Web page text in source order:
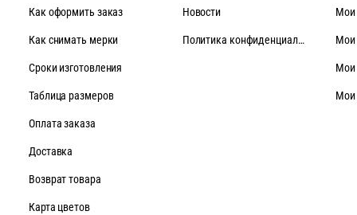
Как оформить заказ
Как снимать мерки
Cроки изготовления
Таблица размеров
Оплата заказа
Доставка
Возврат товара
Карта цветов
Новости
Политика конфиденциальности
Мои
Мои
Мои
Мои